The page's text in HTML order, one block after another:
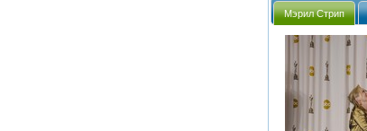
Мэрил Стрип